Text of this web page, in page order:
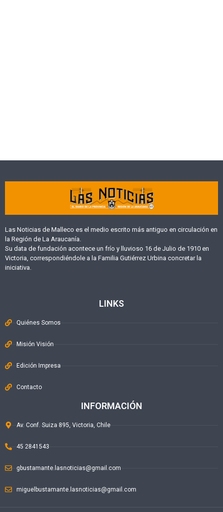
Las Noticias de Malleco es el medio escrito más antiguo en circulación en
la Región de La Araucanía.
Su data de fundación acontece un frío y lluvioso 16 de Julio de 1910 en
Victoria, correspondiéndole a la Familia Gutiérrez Urbina concretar la
iniciativa.
LINKS
Quiénes Somos
Misión Visión
Edición Impresa
Contacto
INFORMACIÓN
Av. Conf. Suiza 895, Victoria, Chile
45 2841543
gbustamante.lasnoticias@gmail.com
miguelbustamante.lasnoticias@gmail.com